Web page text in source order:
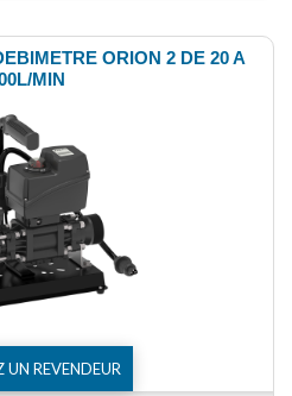
ORION 2 DE 20 A
MIN
UN REVENDEUR